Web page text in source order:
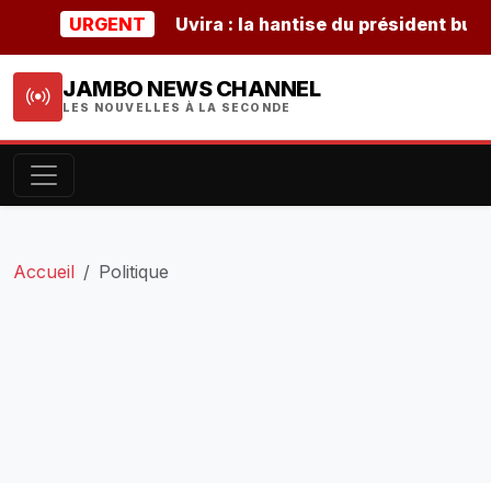
URGENT Uvira : la hantise du président
JAMBO NEWS CHANNEL
LES NOUVELLES À LA SECONDE
Accueil Politique